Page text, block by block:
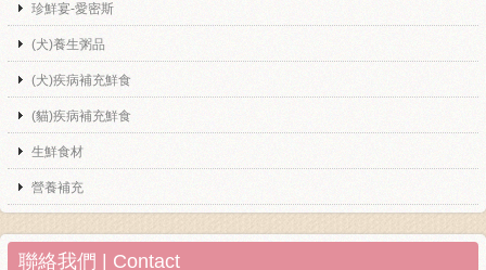
珍鮮宴-愛密斯
(犬)養生粥品
(犬)疾病補充鮮食
(貓)疾病補充鮮食
生鮮食材
營養補充
聯絡我們 | Contact